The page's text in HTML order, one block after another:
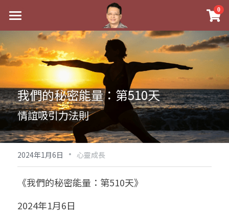
0
最新消息
關於我
實體經營
祖傳命理
手工印鑑
課程介紹
五行八字學
後天派陽宅
Blog
黃金會員專區
八字雜記
心靈成長
試閱專區
Podcast聽書
團隊訓練營
線上學苑
八字初階班1
命理商城
我們的秘密能量：第510天
情誼吸引力法則
2024年1月6日 · 心靈成長
《我們的秘密能量：第510天》
2024年1月6日
×
商品分類
八字線上完整班
科學八字推理PDF
《十神高階實戰錄》完整典藏版
1美元超值PDF